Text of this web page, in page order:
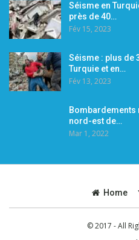
Séisme en
près de 40…
Fév 15, 2023
Séisme : plus de
Turquie et en…
Fév 13, 2023
Bombardements
nord-est de…
Mar 1, 2022
Home
© 2017 - All